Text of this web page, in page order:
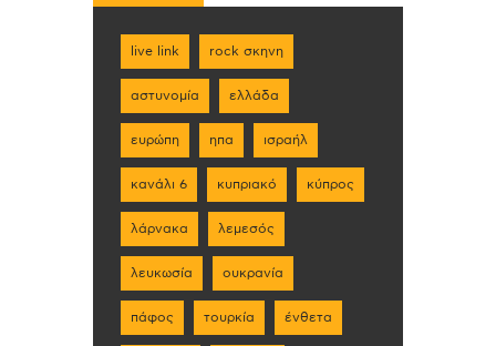
live link rock σκηνη
αστυνομία ελλάδα
ευρώπη ηπα ισραήλ
κανάλι 6 κυπριακό κύπρος
λάρνακα λεμεσός
λευκωσία ουκρανία
πάφος τουρκία ένθετα